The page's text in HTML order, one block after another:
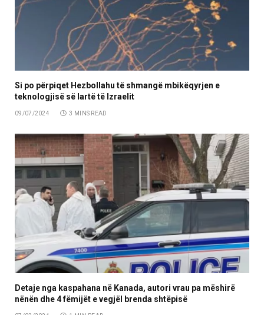
Si po përpiqet Hezbollahu të shmangë mbikëqyrjen e
teknologjisë së lartë të Izraelit
09/07/2024 3 MINS READ
Detaje nga kaspahana në Kanada, autori vrau pa mëshirë
nënën dhe 4 fëmijët e vegjël brenda shtëpisë